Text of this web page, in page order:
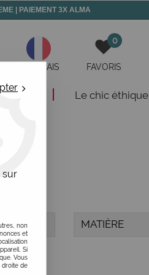
| PAIEMENT 3X ALMA
FRANÇAIS
0
FAVORIS
Le chic éthique
MATIÈRE
sur
non
et
Si
Vous
droite de